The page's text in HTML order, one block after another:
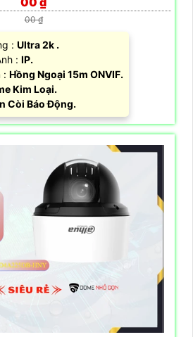
00 ₫
: Ultra 2k .
: IP.
: Hồng Ngoại 15m ONVIF.
Kim Loại.
Còi Báo Động.